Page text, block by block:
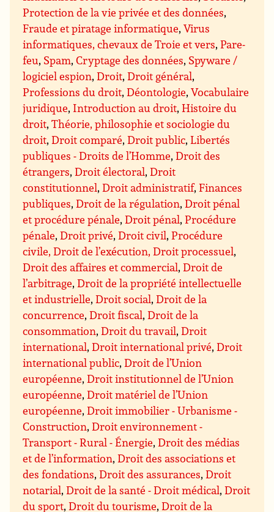
Protection de la vie privée et des données,
Fraude et piratage informatique,Virus
informatiques, chevaux de Troie et vers,Pare-
feu, Spam,Cryptage des données, Spyware /
logiciel espion,Droit,Droit général,
Professions du droit,Déontologie,Vocabulaire
juridique, Introduction au droit,Histoire du
droit,Théorie, philosophie et sociologie du
droit,Droit comparé,Droit public,Libertés
publiques - Droits de l’Homme,Droit des
étrangers,Droit électoral,Droit
constitutionnel,Droit administratif,Finances
publiques,Droit de la régulation,Droit pénal
et procédure pénale,Droit pénal,Procédure
pénale,Droit privé,Droit civil,Procédure
civile, Droit de l’exécution, Droit processuel,
Droit des affaires et commercial,Droit de
l’arbitrage,Droit de la propriété intellectuelle
et industrielle,Droit social,Droit de la
concurrence,Droit fiscal,Droit de la
consommation,Droit du travail,Droit
international,Droit international privé,Droit
international public,Droit de l’Union
européenne,Droit institutionnel de l’Union
européenne,Droit matériel de l’Union
européenne,Droit immobilier - Urbanisme -
Construction,Droit environnement -
Transport - Rural - Énergie,Droit des médias
et de l’information,Droit des associations et
des fondations,Droit des assurances,Droit
notarial,Droit de la santé - Droit médical,Droit
du sport,Droit du tourisme,Droit de la